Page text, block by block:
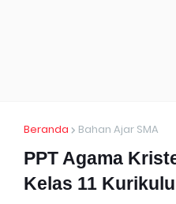
Beranda Bahan Ajar SMA
PPT Agama
Kelas 11